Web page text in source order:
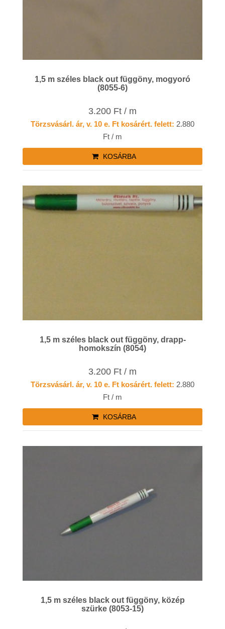
1,5 m széles black out függöny, mogyoró
(8055-6)
3.200 Ft / m
Törzsvásárl. ár, v. 10 e. Ft kosárért. felett: 2.880
Ft / m
KOSÁRBA
1,5 m széles black out függöny, drapp-
homokszín (8054)
3.200 Ft / m
Törzsvásárl. ár, v. 10 e. Ft kosárért. felett: 2.880
Ft / m
KOSÁRBA
1,5 m széles black out függöny, közép
szürke (8053-15)